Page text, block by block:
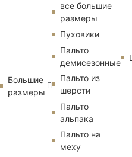
Большие
размеры
все большие
размеры
Пуховики
Пальто
демисезонные
Пальто из
шерсти
Пальто
альпака
Пальто на
меху